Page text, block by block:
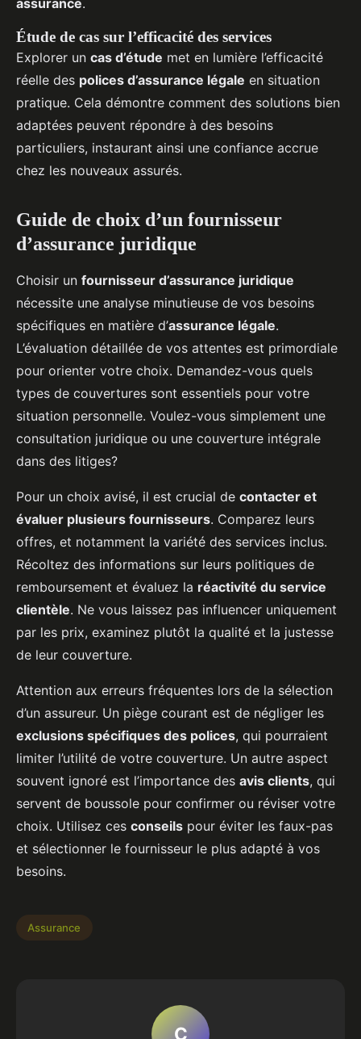
assurance.
Étude de cas sur l’efficacité des services
Explorer un cas d’étude met en lumière l’efficacité
réelle des polices d’assurance légale en situation
pratique. Cela démontre comment des solutions bien
adaptées peuvent répondre à des besoins
particuliers, instaurant ainsi une confiance accrue
chez les nouveaux assurés.
Guide de choix d’un fournisseur
d’assurance juridique
Choisir un fournisseur d’assurance juridique
nécessite une analyse minutieuse de vos besoins
spécifiques en matière d’assurance légale.
L’évaluation détaillée de vos attentes est primordiale
pour orienter votre choix. Demandez-vous quels
types de couvertures sont essentiels pour votre
situation personnelle. Voulez-vous simplement une
consultation juridique ou une couverture intégrale
dans des litiges?
Pour un choix avisé, il est crucial de contacter et
évaluer plusieurs fournisseurs. Comparez leurs
offres, et notamment la variété des services inclus.
Récoltez des informations sur leurs politiques de
remboursement et évaluez la réactivité du service
clientèle. Ne vous laissez pas influencer uniquement
par les prix, examinez plutôt la qualité et la justesse
de leur couverture.
Attention aux erreurs fréquentes lors de la sélection
d’un assureur. Un piège courant est de négliger les
exclusions spécifiques des polices, qui pourraient
limiter l’utilité de votre couverture. Un autre aspect
souvent ignoré est l’importance des avis clients, qui
servent de boussole pour confirmer ou réviser votre
choix. Utilisez ces conseils pour éviter les faux-pas
et sélectionner le fournisseur le plus adapté à vos
besoins.
Assurance
C